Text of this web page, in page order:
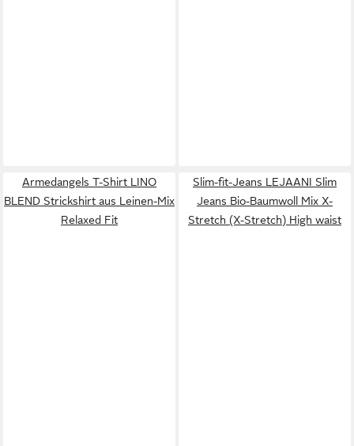
Armedangels T-Shirt LINO
BLEND Strickshirt aus Leinen-Mix
Relaxed Fit
Slim-fit-Jeans LEJAANI Slim
Jeans Bio-Baumwoll Mix X-
Stretch (X-Stretch) High waist